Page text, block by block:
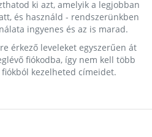
ki azt, amelyik a legjobban
és használd - rendszerünkben
ingyenes és az is marad.
érkező leveleket egyszerűen át
fiókodba, így nem kell több
kezelheted címeidet.